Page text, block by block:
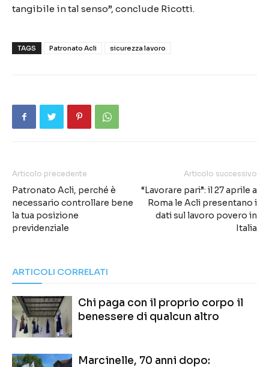
tangibile in tal senso”, conclude Ricotti.
TAGS Patronato Acli sicurezza lavoro
Articolo precedente
Patronato Acli, perché è
necessario controllare bene
la tua posizione
previdenziale
Articolo successivo
“Lavorare pari”: il 27 aprile a
Roma le Acli presentano i
dati sul lavoro povero in
Italia
ARTICOLI CORRELATI
Chi paga con il proprio corpo il
benessere di qualcun altro
Marcinelle, 70 anni dopo: